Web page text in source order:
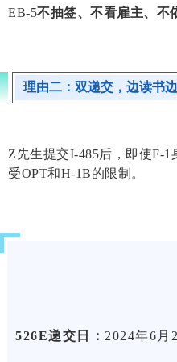
EB-5不抽签、不看雇主、不
理由二：双递交，边读书
Z先生提交I-485后，即使F-
受OPT和H-1B的限制。
526E递交日： 2024年6月